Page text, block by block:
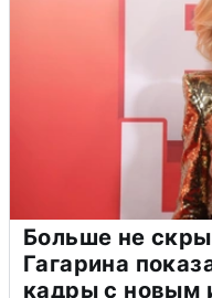
Больше не
Гагарина
кадры с новым